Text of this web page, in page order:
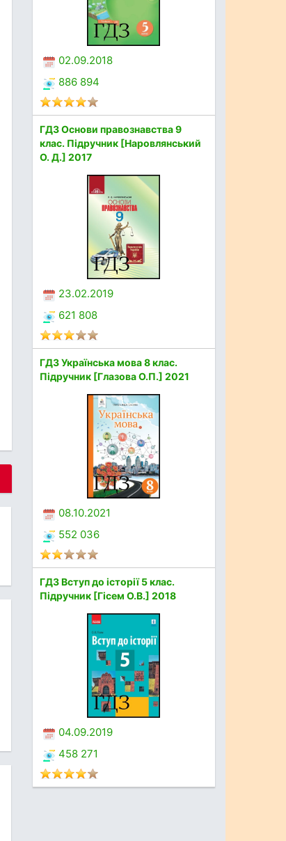
02.09.2018
886 894
ГДЗ Основи правознавства 9
клас. Підручник [Наровлянський
О. Д.] 2017
23.02.2019
621 808
ГДЗ Українська мова 8 клас.
Підручник [Глазова О.П.] 2021
08.10.2021
552 036
ГДЗ Вступ до історії 5 клас.
Підручник [Гісем О.В.] 2018
04.09.2019
458 271